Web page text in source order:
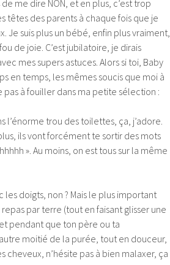
me dire NON, et en plus, c’est trop
têtes des parents à chaque fois que je
Je suis plus un bébé, enfin plus vraiment,
de joie. C’est jubilatoire, je dirais
mes supers astuces. Alors si toi, Baby
en temps, les mêmes soucis que moi à
à fouiller dans ma petite sélection :
trou des toilettes, ça, j’adore.
ils vont forcément te sortir des mots
». Au moins, on est tous sur la même
doigts, non ? Mais le plus important
par terre (tout en faisant glisser une
pendant que ton père ou ta
moitié de la purée, tout en douceur,
cheveux, n’hésite pas à bien malaxer, ça